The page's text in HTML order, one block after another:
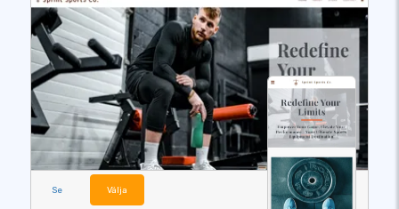
Se Välja